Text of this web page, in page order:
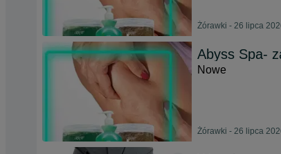
Żórawki - 26 lipca
Abyss Spa-
Nowe
Żórawki - 26 lipca